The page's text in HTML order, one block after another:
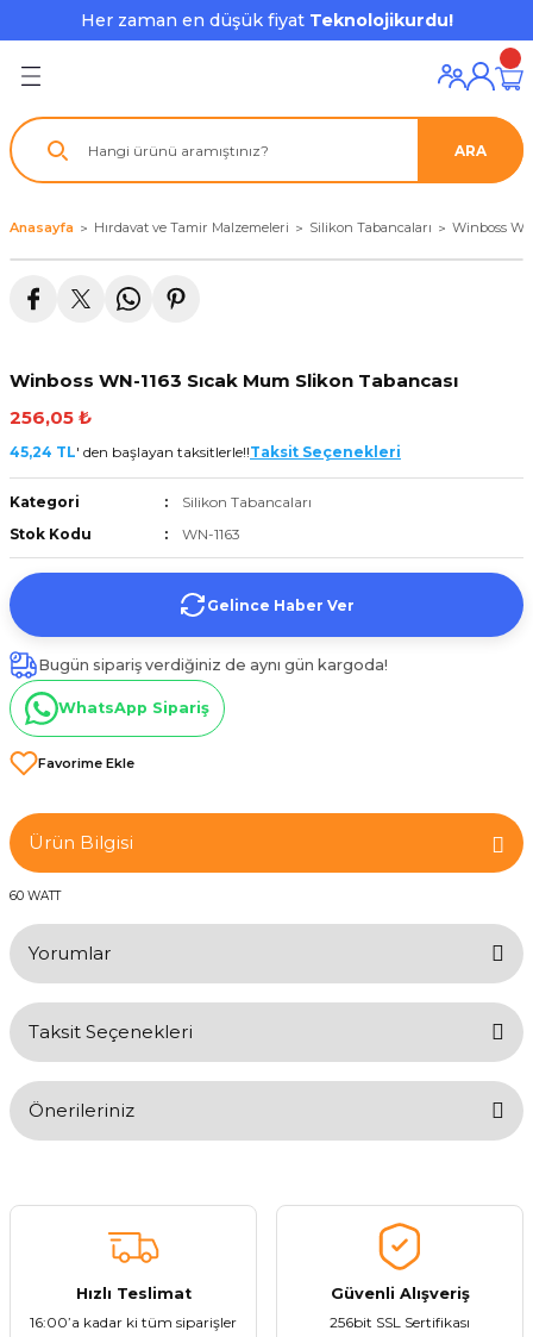
Her zaman en düşük fiyat Teknolojikurdu!
Geri Dön
Geri Dön
ve Ekipmanları
- Çoğaltıcı
Gözü
Geri Dön
Çevre Birimleri
Geri Dön
Geri Dön
Geri Dön
Geri Dön
Aksesuarları
ARA
Anasayfa Hırdavat ve Tamir Malzemeleri Silikon Tabancaları Winboss
Winboss WN-1163 Sıcak Mum Slikon Tabancası
256,05 ₺
45,24 TL' den başlayan taksitlerle!!Taksit Seçenekleri
Kategori
Silikon Tabancaları
Stok Kodu
WN-1163
Gelince Haber Ver
Bugün sipariş verdiğiniz de aynı gün kargoda!
WhatsApp Sipariş
Ürün Bilgisi
60 WATT
Yorumlar
Taksit Seçenekleri
Önerileriniz
tarafımıza iletebilirsiniz.
Görüş ve önerileriniz için teşekkür ederiz.
Ürün resmi kalitesiz, bozuk veya görüntülenemiyor.
Ürün açıklamasında eksik bilgiler bulunuyor.
Hızlı Teslimat
16:00’a kadar ki tüm siparişler
Güvenli Alışveriş
256bit SSL Sertifikası